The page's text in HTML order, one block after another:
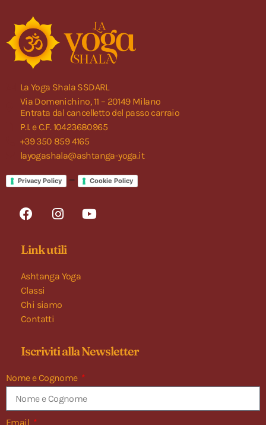
La Yoga Shala SSDARL
Via Domenichino, 11 – 20149 Milano
Entrata dal cancelletto del passo carraio
P.I. e C.F. 10423680965
+39 350 859 4165
layogashala@ashtanga-yoga.it
Privacy Policy – Cookie Policy
Link utili
Ashtanga Yoga
Classi
Chi siamo
Contatti
Iscriviti alla Newsletter
Nome e Cognome
Email